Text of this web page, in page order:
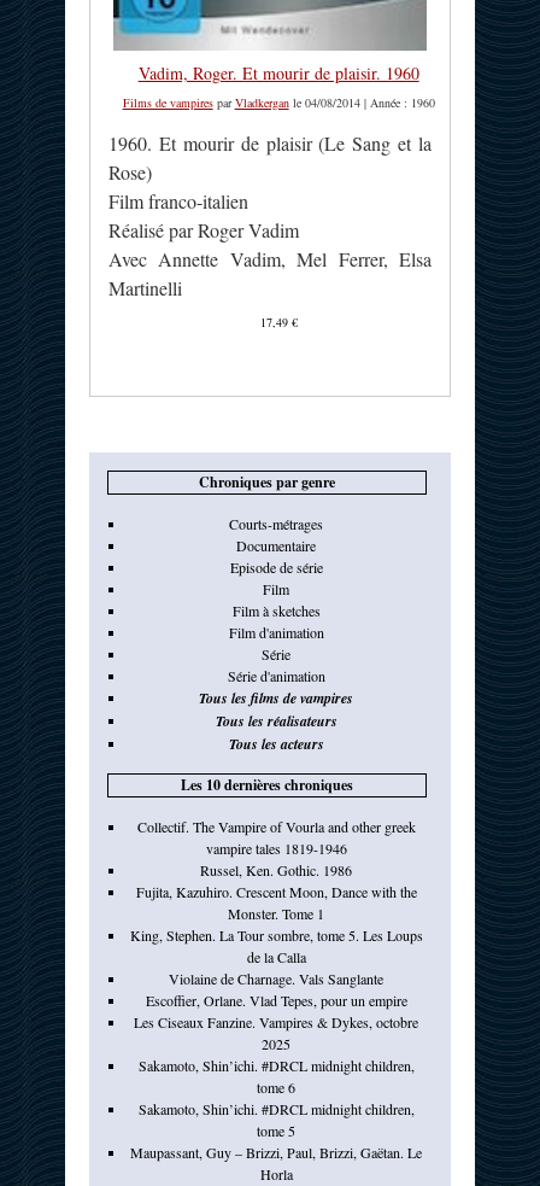
Vadim, Roger. Et mourir de plaisir. 1960
Films de vampiresparVladkerganle 04/08/2014 | Année : 1960
1960. Et mourir de plaisir (Le Sang et la
Rose)
Film franco-italien
Réalisé par Roger Vadim
Avec Annette Vadim, Mel Ferrer, Elsa
Martinelli
17,49 €
Chroniques par genre
Courts-métrages
Documentaire
Episode de série
Film
Film à sketches
Film d'animation
Série
Série d'animation
Tous les films de vampires
Tous les réalisateurs
Tous les acteurs
Les 10 dernières chroniques
Collectif. The Vampire of Vourla and other greek
vampire tales 1819-1946
Russel, Ken. Gothic. 1986
Fujita, Kazuhiro. Crescent Moon, Dance with the
Monster. Tome 1
King, Stephen. La Tour sombre, tome 5. Les Loups
de la Calla
Violaine de Charnage. Vals Sanglante
Escoffier, Orlane. Vlad Tepes, pour un empire
Les Ciseaux Fanzine. Vampires & Dykes, octobre
2025
Sakamoto, Shin’ichi. #DRCL midnight children,
tome 6
Sakamoto, Shin’ichi. #DRCL midnight children,
tome 5
Maupassant, Guy – Brizzi, Paul, Brizzi, Gaëtan. Le
Horla